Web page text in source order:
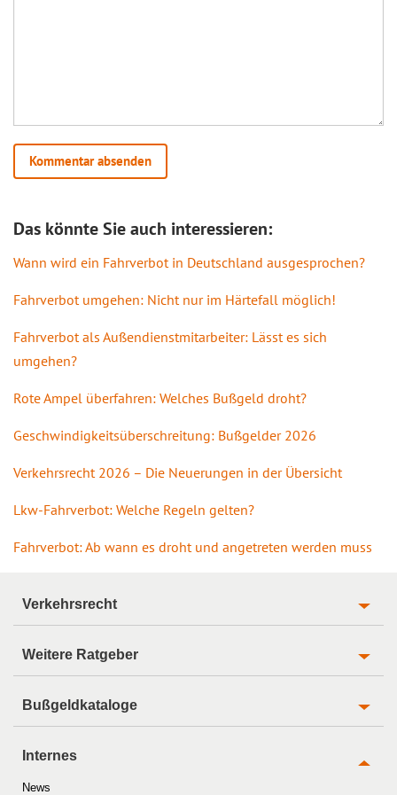
Das könnte Sie auch interessieren:
Wann wird ein Fahrverbot in Deutschland ausgesprochen?
Fahrverbot umgehen: Nicht nur im Härtefall möglich!
Fahrverbot als Außendienstmitarbeiter: Lässt es sich
umgehen?
Rote Ampel überfahren: Welches Bußgeld droht?
Geschwindigkeitsüberschreitung: Bußgelder 2026
Verkehrsrecht 2026 – Die Neuerungen in der Übersicht
Lkw-Fahrverbot: Welche Regeln gelten?
Fahrverbot: Ab wann es droht und angetreten werden muss
Verkehrsrecht
Weitere Ratgeber
Bußgeldkataloge
Internes
News